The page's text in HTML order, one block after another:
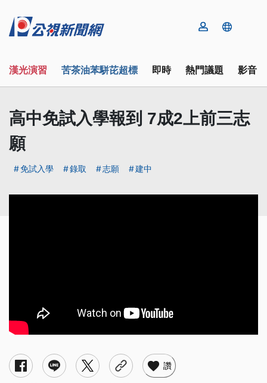
漢光演習 苦茶油苯駢芘超標 即時 熱門議題 影音
高中免試入學報到 7成2上前三志
願
免試入學 錄取 志願 建中
讚